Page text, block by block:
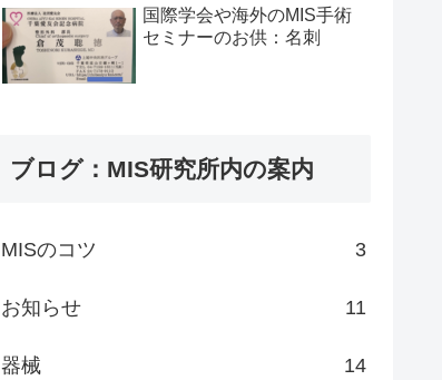
国際学会や海外のMIS手術
セミナーのお供：名刺
ブログ：MIS研究所内の案内
MISのコツ 3
お知らせ 11
器械 14